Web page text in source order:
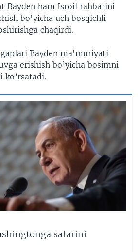
Bayden ham Isroil rahbarini
bo'yicha uch bosqichli
chaqirdi.
Bayden ma'muriyati
erishish bo’yicha bosimni
ko’rsatadi.
safarini